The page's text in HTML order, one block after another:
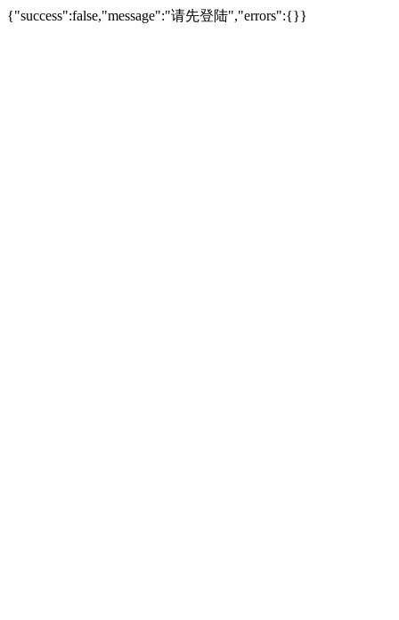
{"success":false,"message":"请先登陆","errors":{}}